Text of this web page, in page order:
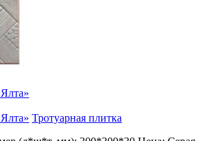
Тротуарная плитка